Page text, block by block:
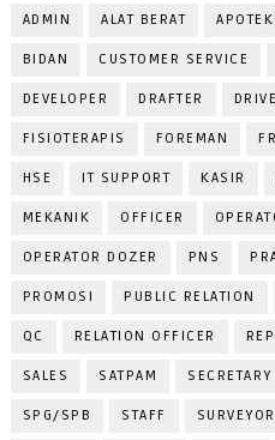
ADMIN ALAT BERAT
BIDAN CUSTOMER SERVICE
DEVELOPER DRAFTER
FISIOTERAPIS FOREMAN
HSE IT SUPPORT KASIR
MEKANIK OFFICER
OPERATOR DOZER PNS
PROMOSI PUBLIC RELATION
QC RELATION OFFICER
SALES SATPAM SECRETARY
SPG/SPB STAFF SURVEYOR